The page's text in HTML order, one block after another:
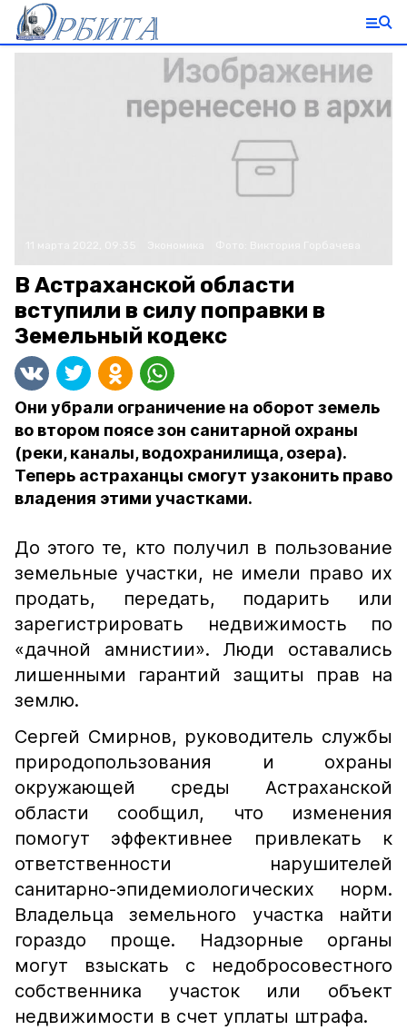
В Астраханской области
вступили в силу поправки в
Земельный кодекс
Они убрали ограничение на оборот земель
во втором поясе зон санитарной охраны
(реки, каналы, водохранилища, озера).
Теперь астраханцы смогут узаконить право
владения этими участками.
До этого те, кто получил в пользование
земельные участки, не имели право их
продать, передать, подарить или
зарегистрировать недвижимость по
«дачной амнистии». Люди оставались
лишенными гарантий защиты прав на
землю.
Сергей Смирнов, руководитель службы
природопользования и охраны
окружающей среды Астраханской
области сообщил, что изменения
помогут эффективнее привлекать к
ответственности нарушителей
санитарно-эпидемиологических норм.
Владельца земельного участка найти
гораздо проще. Надзорные органы
могут взыскать с недобросовестного
собственника участок или объект
недвижимости в счет уплаты штрафа.